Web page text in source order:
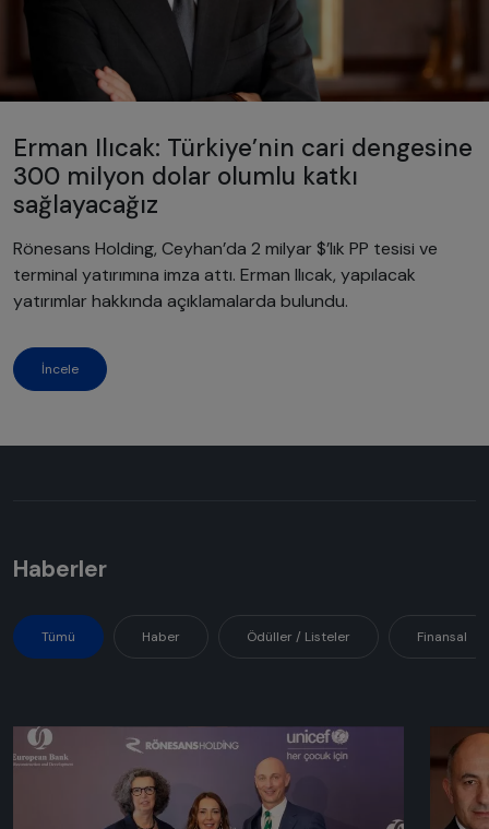
Erman Ilıcak: Türkiye’nin cari dengesine
300 milyon dolar olumlu katkı
sağlayacağız
Rönesans Holding, Ceyhan’da 2 milyar $’lık PP tesisi ve
terminal yatırımına imza attı. Erman Ilıcak, yapılacak
yatırımlar hakkında açıklamalarda bulundu.
İncele
Haberler
Tümü Haber Ödüller / Listeler Finansal